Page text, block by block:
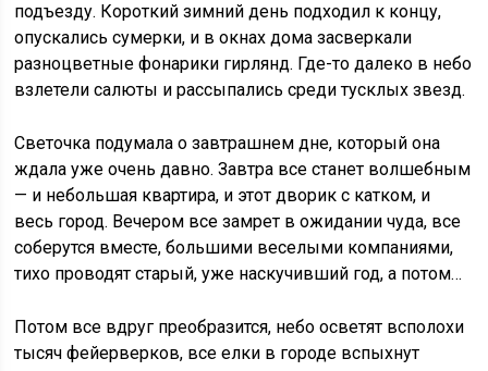
подъезду. Короткий зимний день подходил к концу,
опускались сумерки, и в окнах дома засверкали
разноцветные фонарики гирлянд. Где-то далеко в небо
взлетели салюты и рассыпались среди тусклых звезд.
Светочка подумала о завтрашнем дне, который она
ждала уже очень давно. Завтра все станет волшебным
— и небольшая квартира, и этот дворик с катком, и
весь город. Вечером все замрет в ожидании чуда, все
соберутся вместе, большими веселыми компаниями,
тихо проводят старый, уже наскучивший год, а потом…
Потом все вдруг преобразится, небо осветят всполохи
тысяч фейерверков, все елки в городе вспыхнут